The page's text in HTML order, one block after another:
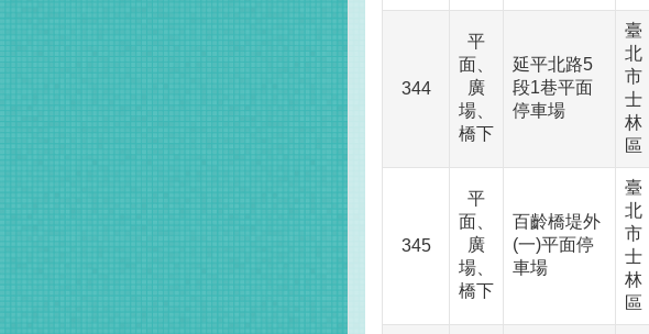
344
平
面、
廣
場、
橋下
延平北路5
段1巷平面
停車場
臺
北
市
士
林
區
345
平
面、
廣
場、
橋下
百齡橋堤外
(一)平面停
車場
臺
北
市
士
林
區